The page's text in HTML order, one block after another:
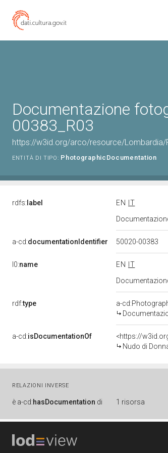
Documentazione
00383_R03
https://w3id.org/arco/resource/
ENTITÀ DI TIPO: PhotographicDocumentation
rdfs: label EN
IT
a-cd:documentationIdentifier 50020-00383
l0:name EN
IT
rdf:type
a-
a-cd:isDocumentationOf
<https://
Nudo di
RELAZIONI INVERSE
è a-cd:hasDocumentation di 1 risorsa